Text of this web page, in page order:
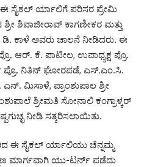
ಈ ಸೈಕಲ್ ರ್ಯಾಲಿಗೆ ಪರಿಸರ ಪ್ರೇಮಿ
ಶಿವಾಜೀರಾವ್ ಕಾಗಣೀಕರ ಮತ್ತು
ಡಿ. ಕಾಳೆ ಅವರು ಚಾಲನೆ ನೀಡಿದರು. ಈ
ಆರ್. ಕೆ. ಪಾಟೀಲ, ಉಪಾಧ್ಯಕ್ಷ ಪ್ರೊ.
ನಿತಿನ್ ಘೋರಪಡೆ, ಎಸ್.ಎಂ.ಸಿ.
ಎನ್. ಮಿಸಾಳೆ, ಪ್ರಾಂಶುಪಾಲ ಶ್ರೀ
ಶ್ರೀಮತಿ ಸೋನಾಲಿ ಕಂಗ್ರಾಳ್ಕರ್
ನೀಡಿ ಸತ್ಕರಿಸಲಾಯಿತು.
ಈ ಸೈಕಲ್ ರ್ಯಾಲಿಯು ಚೆನ್ನಮ್ಮ
ಮಾರ್ಗವಾಗಿ ಯು-ಟರ್ನ್ ಪಡೆದು